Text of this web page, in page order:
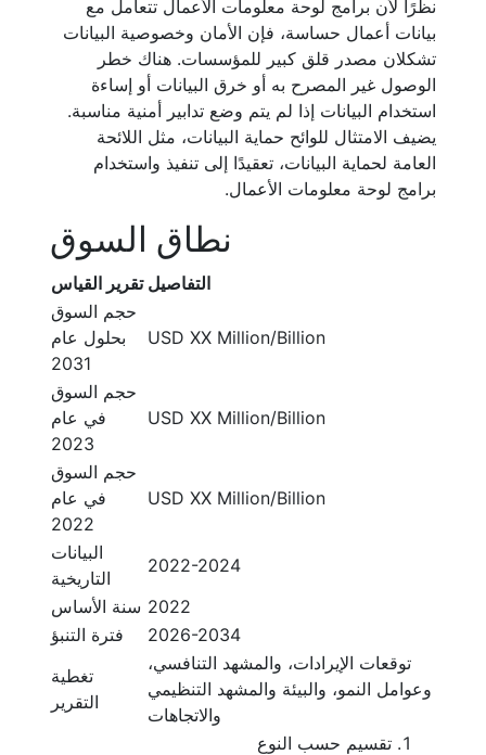
نظرًا لأن برامج لوحة معلومات الأعمال تتعامل مع
بيانات أعمال حساسة، فإن الأمان وخصوصية البيانات
تشكلان مصدر قلق كبير للمؤسسات. هناك خطر
الوصول غير المصرح به أو خرق البيانات أو إساءة
استخدام البيانات إذا لم يتم وضع تدابير أمنية مناسبة.
يضيف الامتثال للوائح حماية البيانات، مثل اللائحة
العامة لحماية البيانات، تعقيدًا إلى تنفيذ واستخدام
برامج لوحة معلومات الأعمال.
نطاق السوق
تقرير القياس التفاصيل
حجم السوق
بحلول عام
2031
USD XX Million/Billion
حجم السوق
في عام
2023
USD XX Million/Billion
حجم السوق
في عام
2022
USD XX Million/Billion
البيانات
التاريخية
2022-2024
سنة الأساس 2022
فترة التنبؤ
2026-2034
تغطية
التقرير
توقعات الإيرادات، والمشهد التنافسي،
وعوامل النمو، والبيئة والمشهد التنظيمي
والاتجاهات
تقسيم حسب النوع